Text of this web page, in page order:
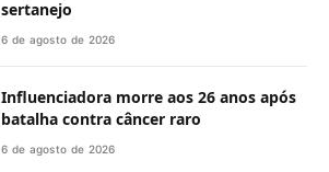
sertanejo
6 de agosto de 2026
Influenciadora morre aos 26 anos após
batalha contra câncer raro
6 de agosto de 2026